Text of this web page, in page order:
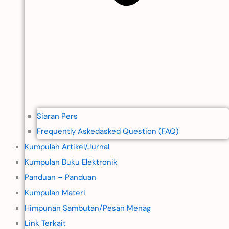
Siaran Pers
Frequently Askedasked Question (FAQ)
Kumpulan Artikel/Jurnal
Kumpulan Buku Elektronik
Panduan – Panduan
Kumpulan Materi
Himpunan Sambutan/Pesan Menag
Link Terkait